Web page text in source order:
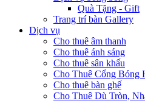
Quà Tặng - Gift
Trang trí bàn Gallery
Dịch vụ
Cho thuê âm thanh
Cho thuê ánh sáng
Cho thuê sân khấu
Cho Thuê Cổng Bóng
Cho thuê bàn ghế
Cho Thuê Dù Tròn,